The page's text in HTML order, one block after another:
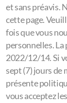
et sans préavis.
cette page.
fois que vous
personnelles.
2022/12/14. Si
sept (7) jours de
présente
vous acceptez